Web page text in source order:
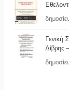
Γενική
Δίβρης